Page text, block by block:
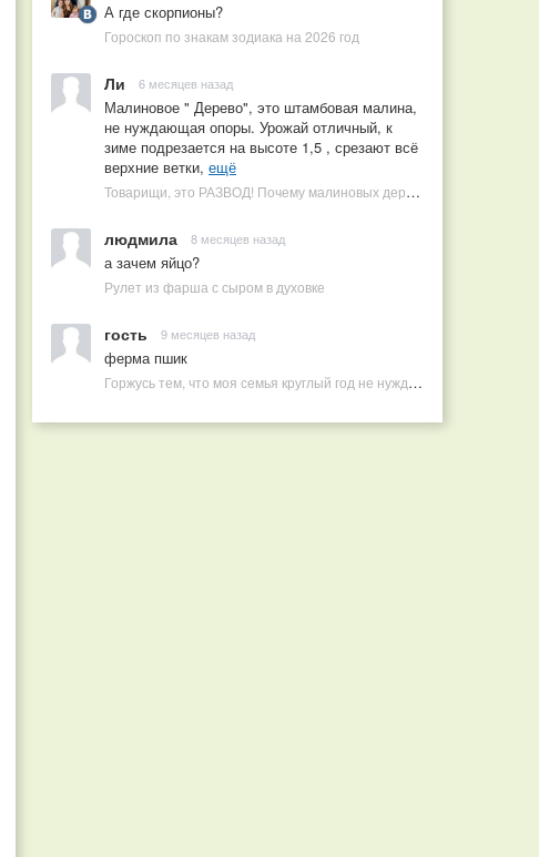
А где скорпионы?
Гороскоп по знакам зодиака на 2026 год
Ли 6 месяцев назад
Малиновое " Дерево", это штамбовая малина,
не нуждающая опоры. Урожай отличный, к
зиме подрезается на высоте 1,5 , срезают всё
верхние ветки, ещё
Товарищи, это РАЗВОД! Почему малиновых деревьев не бывает, или Как ушлые продавцы наживаются на мечтах садоводов
людмила 8 месяцев назад
а зачем яйцо?
Рулет из фарша с сыром в духовке
гость 9 месяцев назад
ферма пшик
Горжусь тем, что моя семья круглый год не нуждается в покупных витаминах